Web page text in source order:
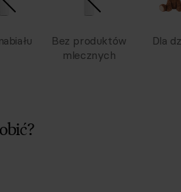
Bez produktów
mlecznych
Dla